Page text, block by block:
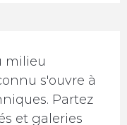
milieu
s'ouvre à
Partez
et galeries